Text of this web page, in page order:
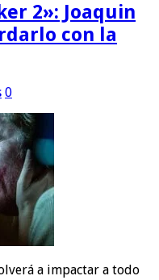
2»: Joaquin
con la
0
a impactar a todo